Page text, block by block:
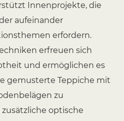
Innenprojekte, die
aufeinander
erfordern.
erfreuen sich
und ermöglichen es
gemusterte Teppiche mit
zu
optische